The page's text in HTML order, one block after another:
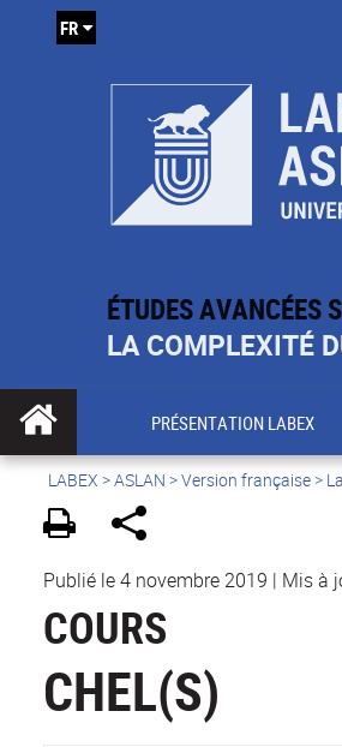
ÉTUDES AVANCÉES
LA COMPLEXITÉ
FR
PRÉSENTATION LABEX
LABEX >ASLAN >Version française>
Publié le 4 novembre 2019 | Mis à
COURS
CHEL(S)